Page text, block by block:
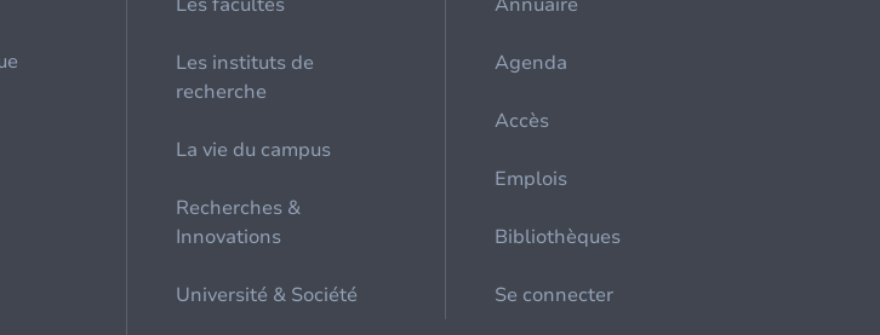
Les instituts de
recherche
La vie du campus
Recherches &
Innovations
Université & Société
Agenda
Accès
Emplois
Bibliothèques
Se connecter